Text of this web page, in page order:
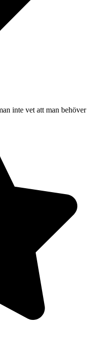
inte vet att man behöver